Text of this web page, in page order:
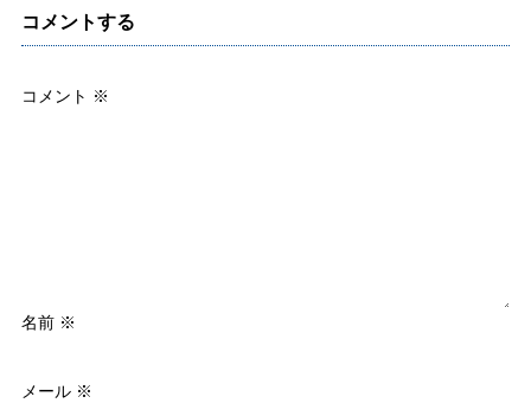
コメントする
コメント ※
名前 ※
メール ※